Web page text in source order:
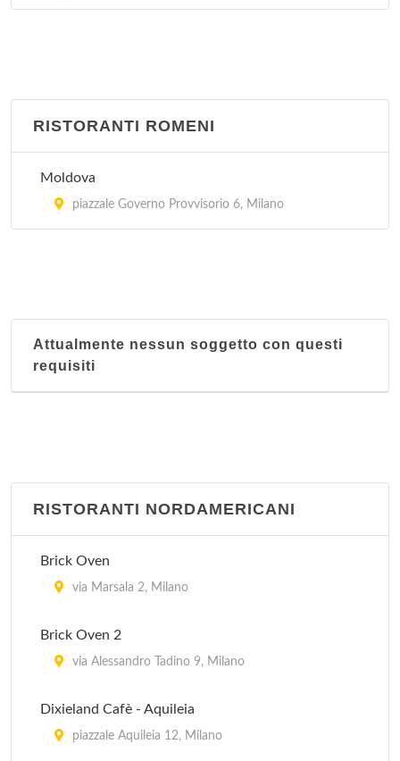
RISTORANTI ROMENI
Moldova
piazzale Governo Provvisorio 6, Milano
Attualmente nessun soggetto con questi
requisiti
RISTORANTI NORDAMERICANI
Brick Oven
via Marsala 2, Milano
Brick Oven 2
via Alessandro Tadino 9, Milano
Dixieland Cafè - Aquileia
piazzale Aquileia 12, Milano